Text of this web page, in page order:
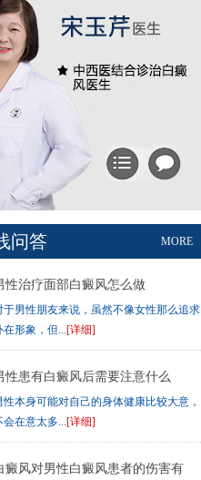
MORE
问答
性治疗面部白癜风怎么做
于男性朋友来说，虽然不像女性那么追求
在形象，但...[详细]
性患有白癜风后需要注意什么
性本身可能对自己的身体健康比较大意，
会在意太多...[详细]
癜风对男性白癜风患者的伤害有